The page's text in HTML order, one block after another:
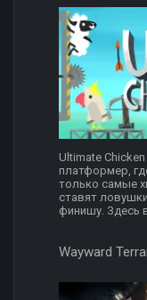
Ultimate
платформер,
только самые
ставят
финишу. Здесь
Wayward